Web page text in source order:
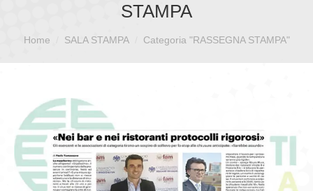
ASSOCIAZIONE
ISCRIZIONE E VANTAGGI
CATEGORIE SINDACALI
SERVIZI
GIOVEDÌ GASTRONOMICI
STAMPA
Sei qui:
Home SALA STAMPA Categoria "RASSEGNA STAMPA"